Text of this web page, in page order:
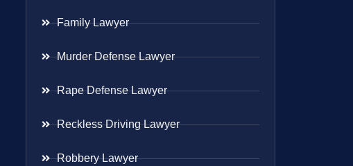
Family Lawyer
Murder Defense Lawyer
Rape Defense Lawyer
Reckless Driving Lawyer
Robbery Lawyer